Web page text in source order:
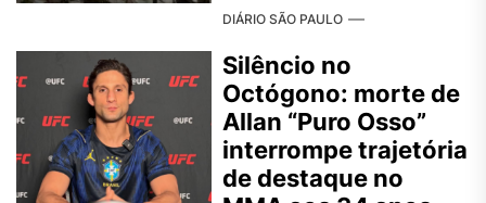
DIÁRIO SÃO PAULO
Silêncio no
Octógono: morte de
Allan “Puro Osso”
interrompe trajetória
de destaque no